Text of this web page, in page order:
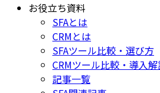
お役立ち資料
SFAとは
CRMとは
SFAツール比較・選び方
CRMツール比較・導入
記事一覧